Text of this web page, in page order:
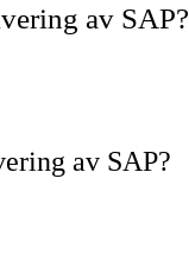
av SAP?
av SAP?